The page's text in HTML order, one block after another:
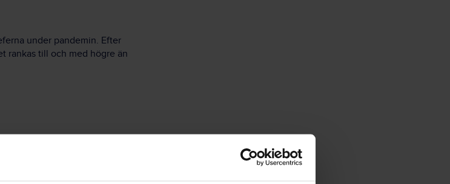
under pandemin. Efter
rankas till och med högre än
och sjukvård. För
den här krävande